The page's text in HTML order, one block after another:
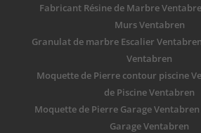
Fabricant Résine de Marbre
Murs Ventabren
Granulat de marbre Escalier
Ventabren
Moquette de Pierre contour piscine
de Piscine Ventabren
Moquette de Pierre Garage
Garage Ventabren